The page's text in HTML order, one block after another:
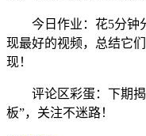
今日作业：花5分钟
现最好的视频，总结它
现！
评论区彩蛋：下期
板”，关注不迷路！